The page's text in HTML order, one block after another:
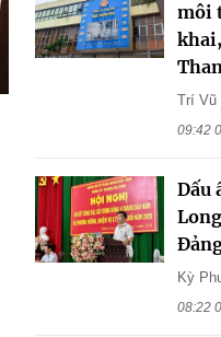
môi
Trí Vũ
09:42
Dấu
Kỳ
08:22